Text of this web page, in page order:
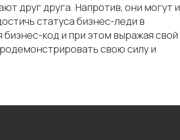
друг друга. Напротив, они могут и
статуса бизнес-леди в
код и при этом выражая свой
свою силу и